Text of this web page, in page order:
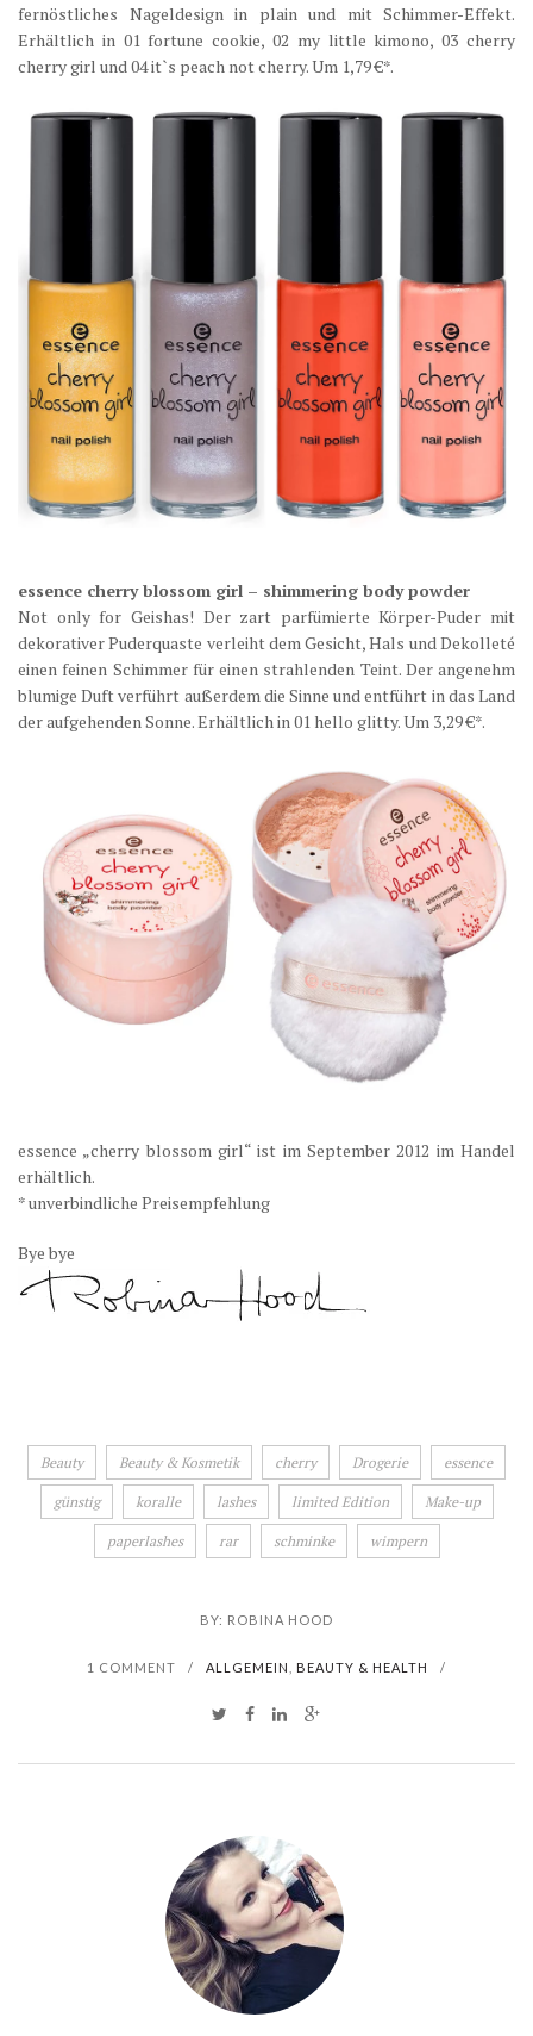
fernöstliches Nageldesign in plain und mit Schimmer-Effekt.
Erhältlich in 01 fortune cookie, 02 my little kimono, 03 cherry
cherry girl und 04 it`s peach not cherry. Um 1,79 €*.
essence cherry blossom girl – shimmering body powder
Not only for Geishas! Der zart parfümierte Körper-Puder mit
dekorativer Puderquaste verleiht dem Gesicht, Hals und Dekolleté
einen feinen Schimmer für einen strahlenden Teint. Der angenehm
blumige Duft verführt außerdem die Sinne und entführt in das Land
der aufgehenden Sonne. Erhältlich in 01 hello glitty. Um 3,29 €*.
essence „cherry blossom girl“ ist im September 2012 im Handel
erhältlich.
* unverbindliche Preisempfehlung
Bye bye
Beauty Beauty & Kosmetik cherry Drogerie essence
günstig koralle lashes limited Edition Make-up
paperlashes rar schminke wimpern
BY: ROBINA HOOD
1 COMMENT / ALLGEMEIN BEAUTY & HEALTH /